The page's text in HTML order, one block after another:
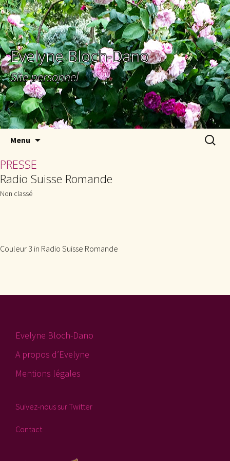
Evelyne Bloch-Dano
Site personnel
Menu
PRESSE
Radio Suisse Romande
Non classé
Couleur 3 in Radio Suisse Romande
Evelyne Bloch-Dano
A propos d’Evelyne
Mentions légales
Suivez-nous sur Twitter
Contact